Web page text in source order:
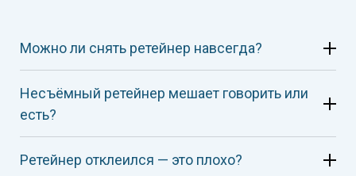
Можно ли снять ретейнер навсегда?
Несъёмный ретейнер мешает говорить или
есть?
Ретейнер отклеился — это плохо?